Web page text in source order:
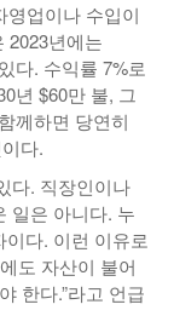
업이나 수입이
2023년에는
다. 수익률 7%로
년 $60만 불, 그
께하면 당연히
다.
다. 직장인이나
일은 아니다. 누
다. 이런 이유로
도 자산이 불어
한다.”라고 언급